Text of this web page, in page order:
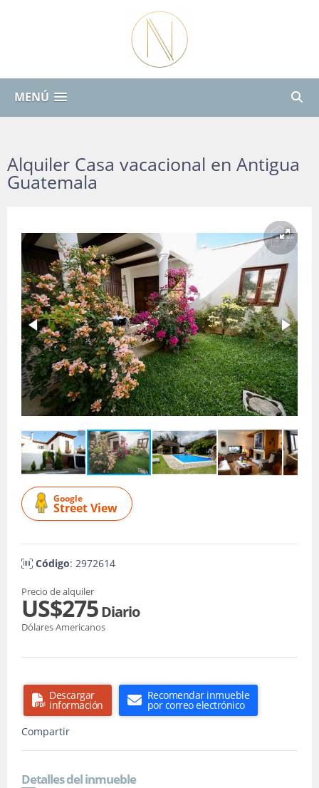
MENÚ
Alquiler Casa vacacional en Antigua
Guatemala
Google
Street View
Código: 2972614
Precio de alquiler
US$275Diario
Dólares Americanos
Descargar
información
Recomendar inmueble
por correo electrónico
Compartir
Detalles del inmueble